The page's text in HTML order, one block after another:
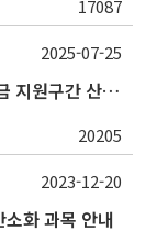
17087
[장학금 신청자 필독] 한국장학재단 학자금 지원구간 산정 권고
20205
2025-07-25
화 과목 안내
2023-12-20